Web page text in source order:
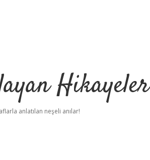
Hikayeler
anlatılan neşeli anılar!